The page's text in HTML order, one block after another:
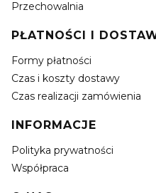
Przechowalnia
PŁATNOŚCI I
Formy płatności
Czas i koszty dostawy
Czas realizacji zamówienia
INFORMACJE
Polityka prywatności
Współpraca